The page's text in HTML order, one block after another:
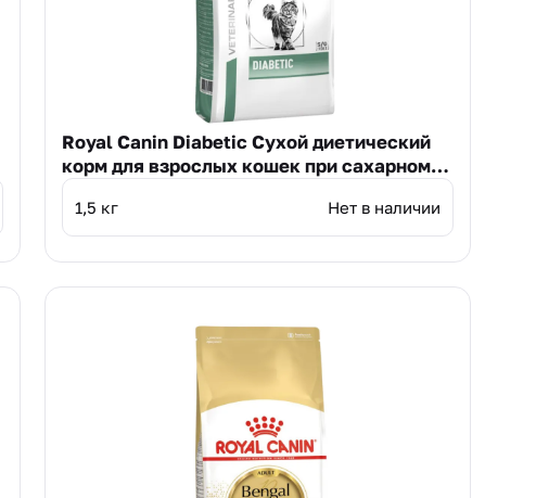
Royal Canin Diabetic Cухой диетический
корм для взрослых кошек при сахарном
диабете
1,5 кг Нет в наличии